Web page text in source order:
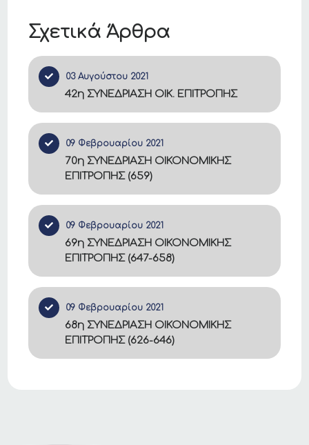
Σχετικά Άρθρα
03 Αυγούστου 2021
42η ΣΥΝΕΔΡΙΑΣΗ ΟΙΚ. ΕΠΙΤΡΟΠΗΣ
09 Φεβρουαρίου 2021
70η ΣΥΝΕΔΡΙΑΣΗ ΟΙΚΟΝΟΜΙΚΗΣ
ΕΠΙΤΡΟΠΗΣ (659)
09 Φεβρουαρίου 2021
69η ΣΥΝΕΔΡΙΑΣΗ ΟΙΚΟΝΟΜΙΚΗΣ
ΕΠΙΤΡΟΠΗΣ (647-658)
09 Φεβρουαρίου 2021
68η ΣΥΝΕΔΡΙΑΣΗ ΟΙΚΟΝΟΜΙΚΗΣ
ΕΠΙΤΡΟΠΗΣ (626-646)